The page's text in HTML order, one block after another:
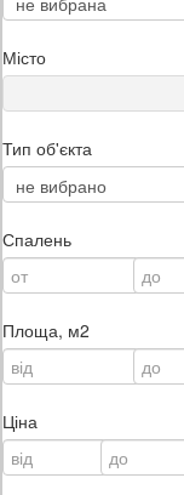
Місто
Тип об'єкта
Спалень
Площа, м2
Ціна